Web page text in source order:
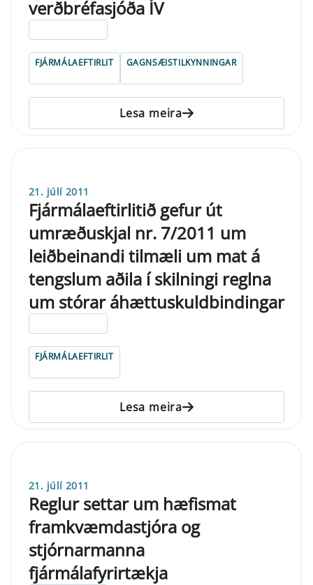
verðbréfasjóða ÍV
FJÁRMÁLAEFTIRLIT GAGNSÆISTILKYNNINGAR
Lesa meira
21. júlí 2011
Fjármálaeftirlitið gefur út
umræðuskjal nr. 7/2011 um
leiðbeinandi tilmæli um mat á
tengslum aðila í skilningi reglna
um stórar áhættuskuldbindingar
FJÁRMÁLAEFTIRLIT
Lesa meira
21. júlí 2011
Reglur settar um hæfismat
framkvæmdastjóra og
stjórnarmanna
fjármálafyrirtækja